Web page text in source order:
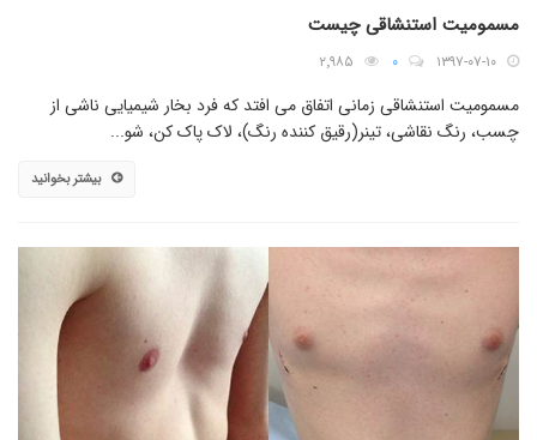
مسمومیت استنشاقی چیست
۱۳۹۷-۰۷-۱۰ ۰ ۲٬۹۸۵
مسمومیت استنشاقی زمانی اتفاق می افتد که فرد بخار شیمیایی ناشی از
چسب، رنگ نقاشی، تینر(رقیق کننده رنگ)، لاک پاک کن، شو...
بیشتر بخوانید